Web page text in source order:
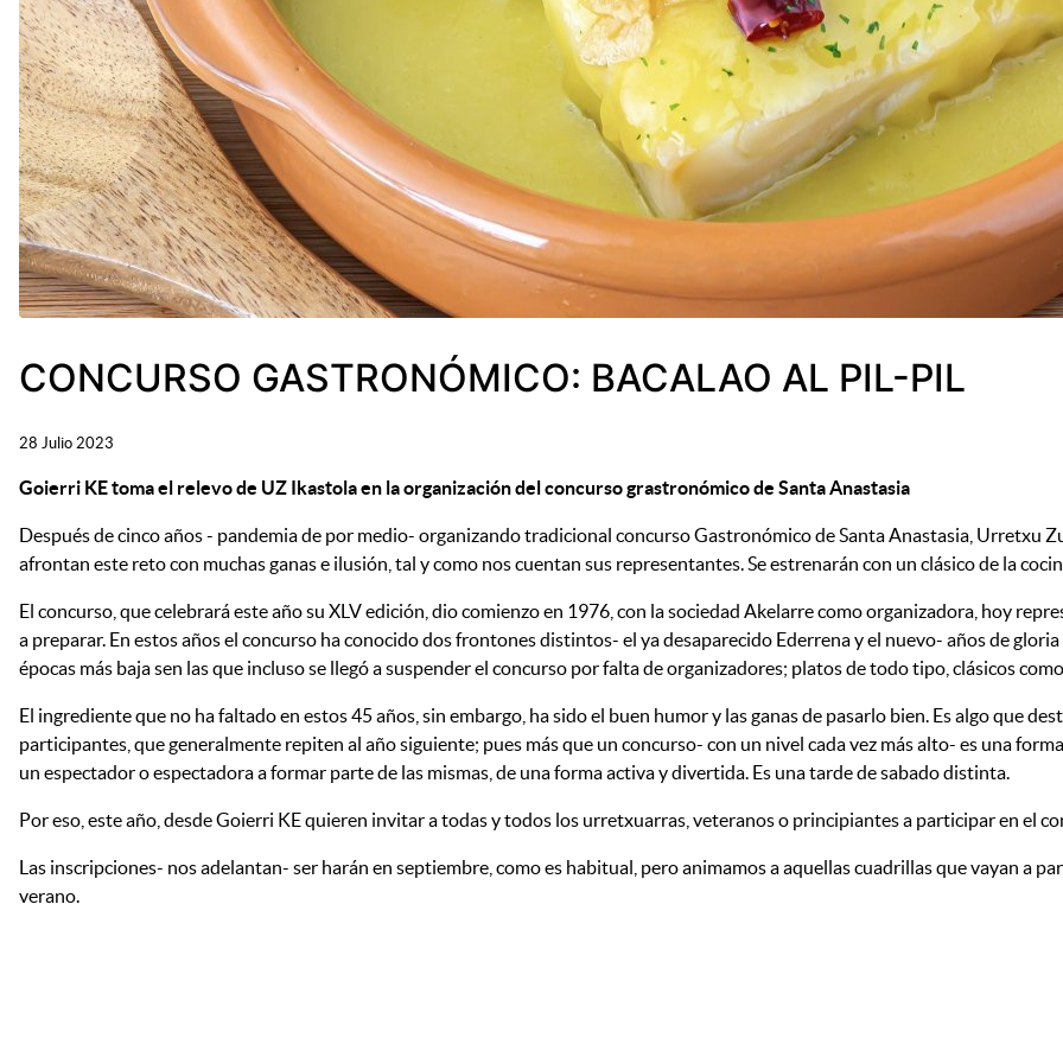
CONCURSO GASTRONÓMICO: BACALAO AL PIL-PIL
28 Julio 2023
Goierri KE toma el relevo de UZ Ikastola en la organización del concurso grastronómico deSanta Anastasia
Después de cinco años - pandemia de por medio- organizando tradicional concurso Gastronómico de Santa Anastasia, Urretxu
afrontan este reto con muchas ganas e ilusión, tal y como nos cuentan sus representantes. Se estrenarán con un clásico de la
El concurso, que celebrará este año su XLV edición, dio comienzo en 1976, con la sociedad Akelarre como organizadora, hoy
a preparar. En estos años el concurso ha conocido dos frontones distintos- el ya desaparecido Ederrena y el nuevo- años de
épocas más baja sen las que incluso se llegó a suspender el concurso por falta de organizadores; platos de todo tipo, clásicos
El ingrediente que no ha faltado en estos 45 años, sin embargo, ha sido el buen humor y las ganas de pasarlo bien. Es algo que
participantes, que generalmente repiten al año siguiente; pues más que un concurso- con un nivel cada vez más alto- es una
un espectador o espectadora a formar parte de las mismas, de una forma activa y divertida. Es una tarde de sabado distinta.
Por eso, este año, desde Goierri KE quieren invitar a todas y todos los urretxuarras, veteranos o principiantes a participar en el
Las inscripciones- nos adelantan- ser harán en septiembre, como es habitual, pero animamos a aquellas cuadrillas que vayan a
verano.